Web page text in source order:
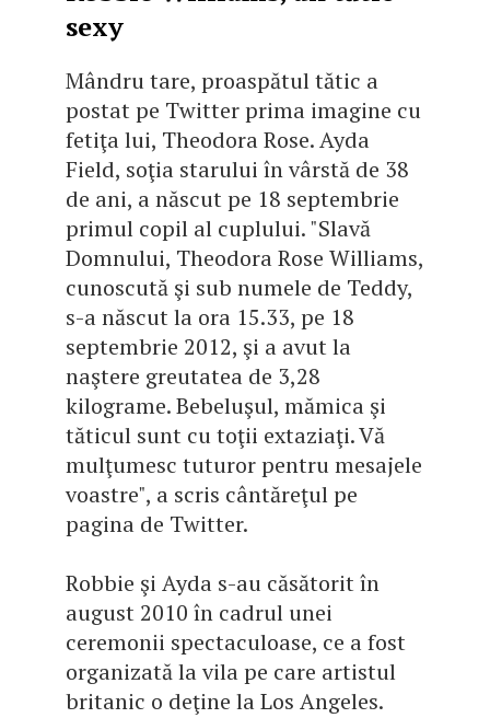
sexy
Mândru tare, proaspătul tătic a
postat pe Twitter prima imagine cu
fetiţa lui, Theodora Rose. Ayda
Field, soţia starului în vârstă de 38
de ani, a născut pe 18 septembrie
primul copil al cuplului. "Slavă
Domnului, Theodora Rose Williams,
cunoscută şi sub numele de Teddy,
s-a născut la ora 15.33, pe 18
septembrie 2012, şi a avut la
naştere greutatea de 3,28
kilograme. Bebeluşul, mămica şi
tăticul sunt cu toţii extaziaţi. Vă
mulţumesc tuturor pentru mesajele
voastre", a scris cântăreţul pe
pagina de Twitter.
Robbie şi Ayda s-au căsătorit în
august 2010 în cadrul unei
ceremonii spectaculoase, ce a fost
organizată la vila pe care artistul
britanic o deţine la Los Angeles.